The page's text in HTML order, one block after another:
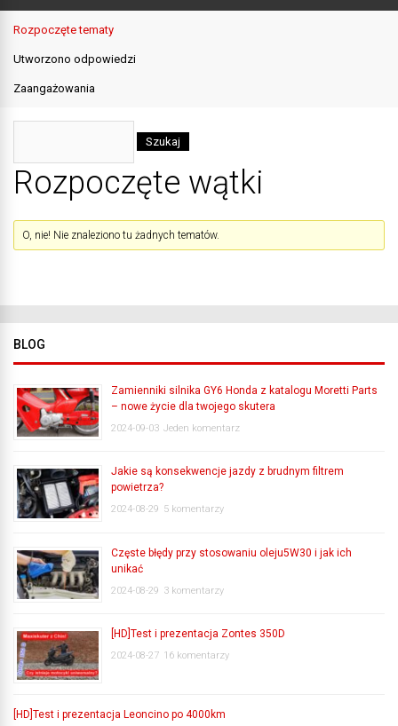
Rozpoczęte tematy
Utworzono odpowiedzi
Zaangażowania
Rozpoczęte wątki
O, nie! Nie znaleziono tu żadnych tematów.
BLOG
Zamienniki silnika GY6 Honda z katalogu Moretti Parts
– nowe życie dla twojego skutera
2024-09-03 Jeden komentarz
Jakie są konsekwencje jazdy z brudnym filtrem
powietrza?
2024-08-29 5 komentarzy
Częste błędy przy stosowaniu oleju5W30 i jak ich
unikać
2024-08-29 3 komentarzy
[HD]Test i prezentacja Zontes 350D
2024-08-27 16 komentarzy
[HD]Test i prezentacja Leoncino po 4000km